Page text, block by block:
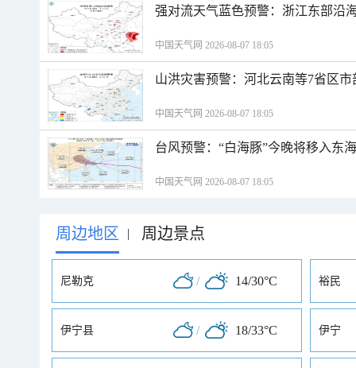
强对流天气蓝色预警：浙江东部沿
中国天气网 2026-08-07 18:05
山洪灾害预警：河北云南等7省区
中国天气网 2026-08-07 18:05
台风预警：“白海豚”今晚将移入东
中国天气网 2026-08-07 18:05
周边地区 | 周边景点
尼勒克 / 14/30°C 裕民
伊宁县 / 18/33°C 伊宁